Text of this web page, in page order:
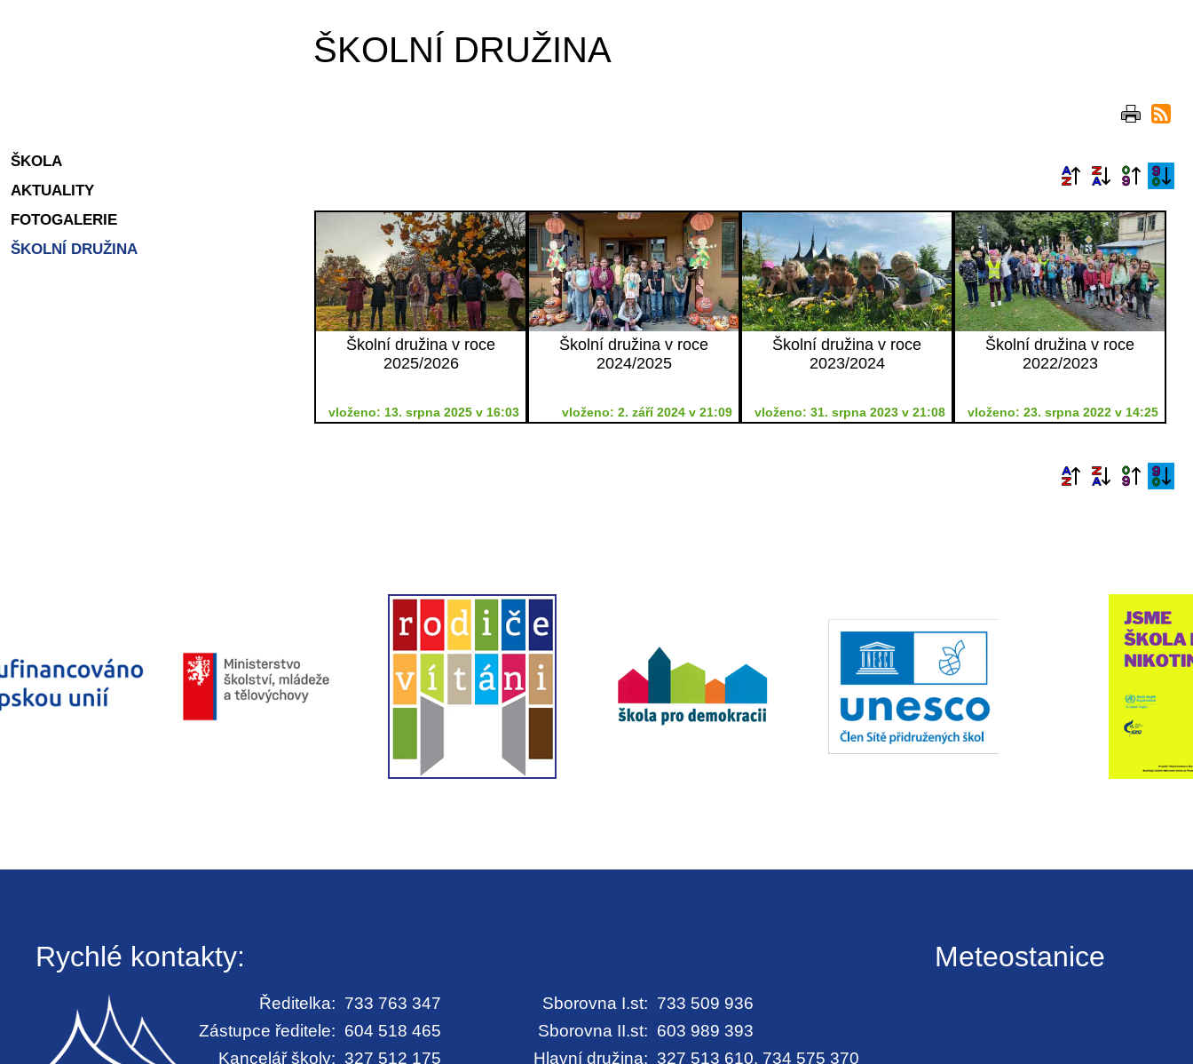
ŠKOLNÍ DRUŽINA
Školní družina v roce
2025/2026
vloženo: 13. srpna 2025 v 16:03
Školní družina v roce
2024/2025
vloženo: 2. září 2024 v 21:09
Školní družina v roce
2023/2024
vloženo: 31. srpna 2023 v 21:08
Školní družina v roce
2022/2023
vloženo: 23. srpna 2022 v 14:25
ŠKOLA
AKTUALITY
FOTOGALERIE
ŠKOLNÍ DRUŽINA
Rychlé kontakty:
Ředitelka: 733 763 347 Sborovna I.st: 733 509 936
Zástupce ředitele: 604 518 465 Sborovna II.st: 603 989 393
Kancelář školy: 327 512 175 Hlavní družina: 327 513 610, 734 575 370
Meteostanice